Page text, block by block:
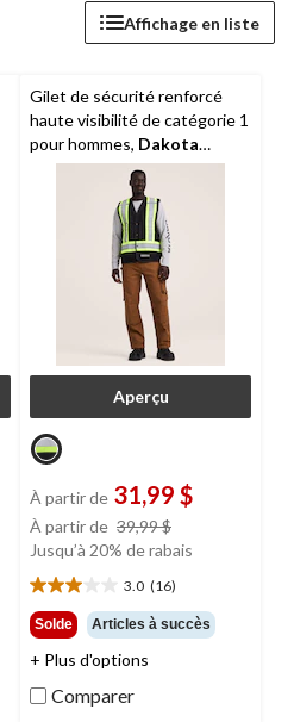
Affichage en liste
Gilet de sécurité renforcé
haute visibilité de catégorie 1
pour hommes, Dakota
Workpro Series
Aperçu
À partir de 31,99 $
À partir de 39,99 $
était
de
39,99 $
Jusqu’à 20% de rabais
3.0 (16)
3.0
étoile(s)
sur
5.
16
évaluations
Solde Articles à succès
+ Plus d'options
Comparer